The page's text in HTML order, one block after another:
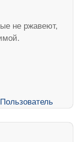
не ржавеют,